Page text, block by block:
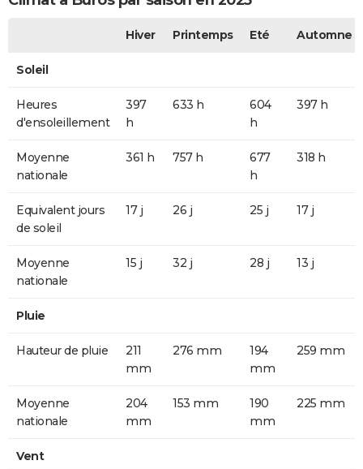
Hiver Printemps Eté Automne
Soleil
Heures
d'ensoleillement
397
h
633 h
604
h
397 h
Moyenne
nationale
361 h 757 h
677
h
318 h
Equivalent jours
de soleil
17 j 26 j 25 j 17 j
Moyenne
nationale
15 j 32 j 28 j 13 j
Pluie
Hauteur de pluie
211
mm
276 mm
194
mm
259 mm
Moyenne
nationale
204
mm
153 mm
190
mm
225 mm
Vent